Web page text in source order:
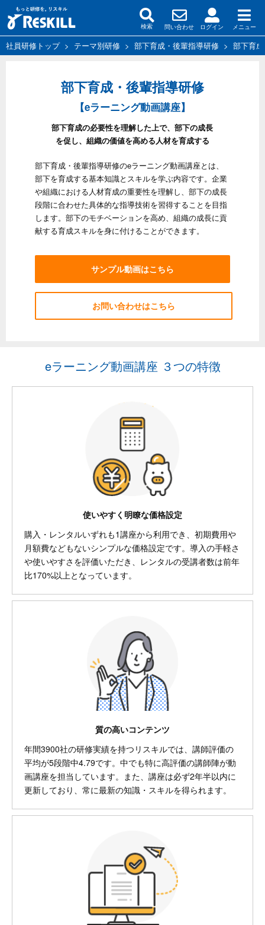
検索 問い合わせ ログイン メニュー
社員研修トップ> テーマ別研修 > 部下育成・後輩指導研修 > 部下育
部下育成・後輩指導研修
【eラーニング動画講座】
部下育成の必要性を理解した上で、部下の成長
を促し、組織の価値を高める人材を育成する
部下育成・後輩指導研修のeラーニング動画講座とは、
部下を育成する基本知識とスキルを学ぶ内容です。企業
や組織における人材育成の重要性を理解し、部下の成長
段階に合わせた具体的な指導技術を習得することを目指
します。部下のモチベーションを高め、組織の成長に貢
献する育成スキルを身に付けることができます。
サンプル動画はこちら
お問い合わせはこちら
eラーニング動画講座 ３つの特徴
使いやすく明瞭な価格設定
購入・レンタルいずれも1講座から利用でき、初期費用や
月額費などもないシンプルな価格設定です。導入の手軽さ
や使いやすさを評価いただき、レンタルの受講者数は前年
比170%以上となっています。
質の高いコンテンツ
年間3900社の研修実績を持つリスキルでは、講師評価の
平均が5段階中4.79です。中でも特に高評価の講師陣が動
画講座を担当しています。また、講座は必ず2年半以内に
更新しており、常に最新の知識・スキルを得られます。